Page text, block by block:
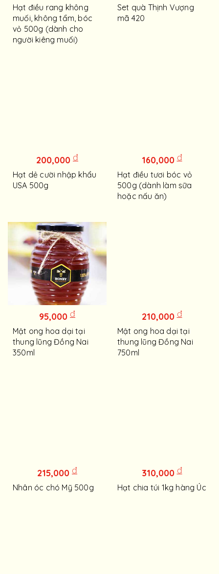
Hạt điều rang không
muối, không tẩm, bóc
vỏ 500g (dành cho
người kiêng muối)
Set quà Thịnh Vượng
mã 420
200,000 đ
Hạt dẻ cười nhập khẩu
USA 500g
160,000 đ
Hạt điều tươi bóc vỏ
500g (dành làm sữa
hoặc nấu ăn)
95,000 đ
Mật ong hoa dại tại
thung lũng Đồng Nai
350ml
210,000 đ
Mật ong hoa dại tại
thung lũng Đồng Nai
750ml
215,000 đ
Nhân óc chó Mỹ 500g
310,000 đ
Hạt chia túi 1kg hàng Úc